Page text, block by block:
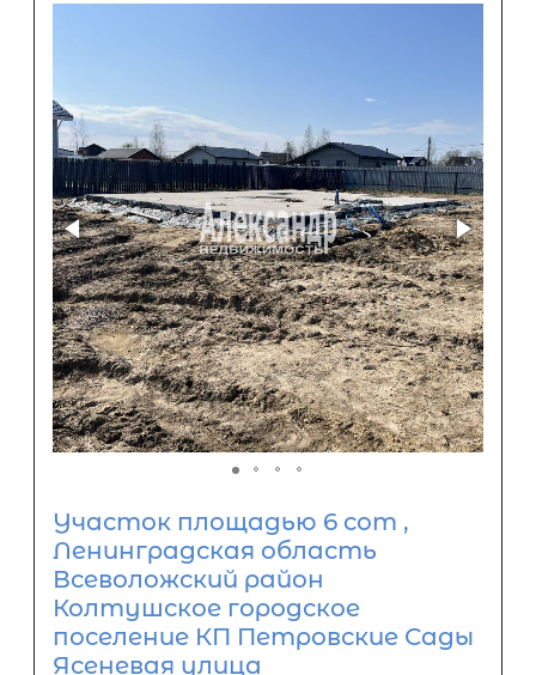
Участок площадью 6 сот ,
Ленинградская область
Всеволожский район
Колтушское городское
поселение КП Петровские Сады
Ясеневая улица